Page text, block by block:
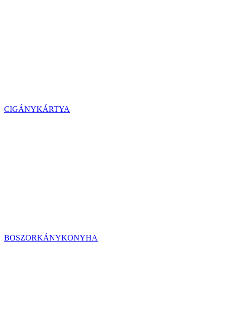
CIGÁNYKÁRTYA
BOSZORKÁNYKONYHA